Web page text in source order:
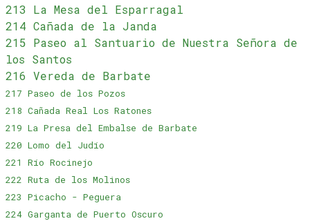
213 La Mesa del Esparragal
214 Cañada de la Janda
215 Paseo al Santuario de Nuestra Señora de
los Santos
216 Vereda de Barbate
217 Paseo de los Pozos
218 Cañada Real Los Ratones
219 La Presa del Embalse de Barbate
220 Lomo del Judío
221 Río Rocinejo
222 Ruta de los Molinos
223 Picacho - Peguera
224 Garganta de Puerto Oscuro